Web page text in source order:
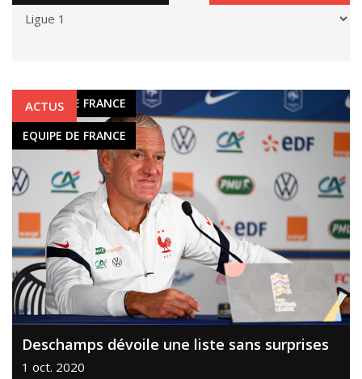
EQUIPE DE FRANCE
ACTUS
EQUIPE DE FRANCE
Deschamps dévoile une liste sans surprises
1 oct. 2020